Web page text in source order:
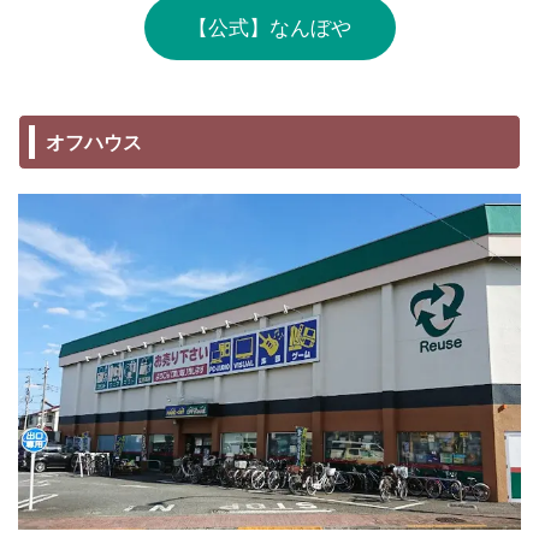
【公式】なんぼや
オフハウス